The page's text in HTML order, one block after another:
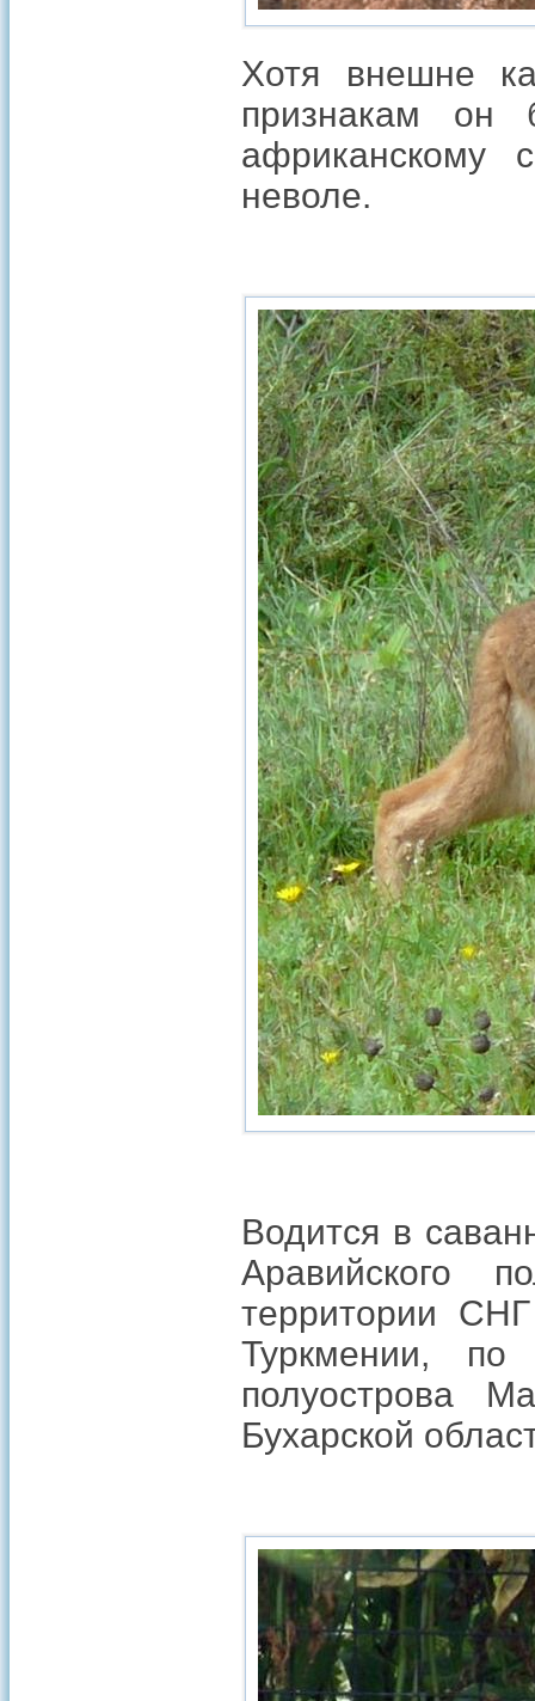
Хотя внешне
признакам он
африканскому
неволе.
Водится в
Аравийского
территории
Туркмении, по
полуострова
Бухарской